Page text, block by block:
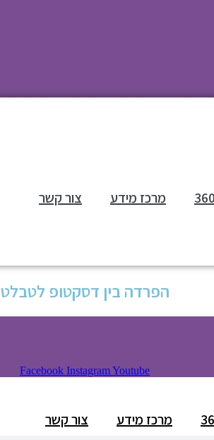
מרכז מידע צור קשר
הפרדה בין דסקטופ לטבלט
Facebook InstagramYoutube
מרכז מידע צור קשר